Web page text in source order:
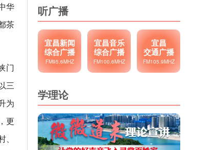
华
茶
门
三
为
更
听广播
宜昌新闻
综合广播
FM95.6MHZ
宜昌音乐
综合广播
FM100.6MHZ
宜昌
交通广播
FM105.9MHZ
学理论